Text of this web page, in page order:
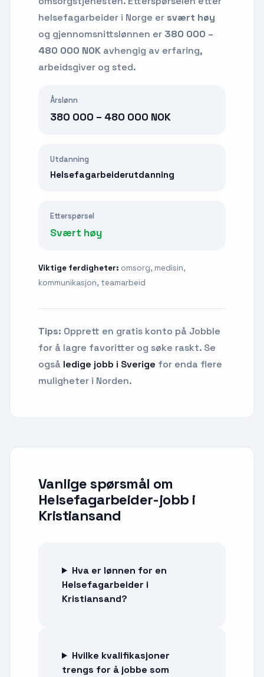
helsefagarbeider i Norge er svært høy
og gjennomsnittslønnen er 380 000 –
480 000 NOK avhengig av erfaring,
arbeidsgiver og sted.
Årslønn
380 000 – 480 000 NOK
Utdanning
Helsefagarbeiderutdanning
Etterspørsel
Svært høy
Viktige ferdigheter: omsorg, medisin,
kommunikasjon, teamarbeid
Tips: Opprett en gratis konto på Jobble
for å lagre favoritter og søke raskt. Se
også ledige jobb i Sverige for enda flere
muligheter i Norden.
Vanlige spørsmål om
Helsefagarbeider-jobb i
Kristiansand
Hva er lønnen for en
Helsefagarbeider i
Kristiansand?
Hvilke kvalifikasjoner
trengs for å jobbe som